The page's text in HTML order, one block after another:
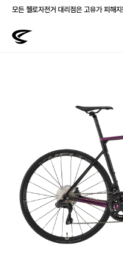
첼로 전 제품 삼성카드 / KB국민카드 12